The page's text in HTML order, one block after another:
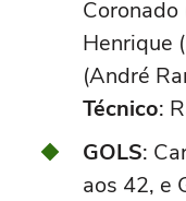
Coronado
Henrique
(André
Técnico:
GOLS:
aos 42, e